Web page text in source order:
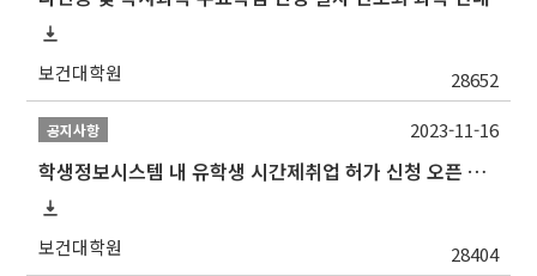
보건대학원 28652
공지사항
학생정보시스템 내 유학생 시간제취업 허가 신청 오픈 안내
보건대학원 28404
2023-11-16